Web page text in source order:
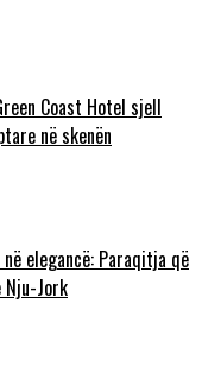
Coast Hotel sjell
në skenën
elegancë: Paraqitja që
Jork